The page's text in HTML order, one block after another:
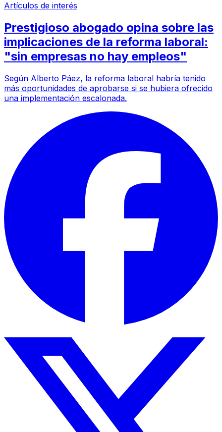
Artículos de interés
Prestigioso abogado opina sobre las
implicaciones de la reforma laboral:
"sin empresas no hay empleos"
Según Alberto Páez, la reforma laboral habría tenido
más oportunidades de aprobarse si se hubiera ofrecido
una implementación escalonada.